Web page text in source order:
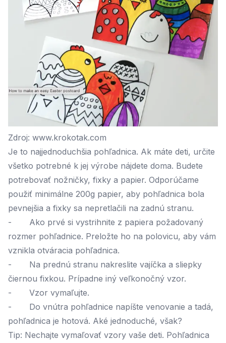
Zdroj: www.krokotak.com
Je to najjednoduchšia pohľadnica. Ak máte deti, určite
všetko potrebné k jej výrobe nájdete doma. Budete
potrebovať nožničky, fixky a papier. Odporúčame
použiť minimálne 200g papier, aby pohľadnica bola
pevnejšia a fixky sa nepretlačili na zadnú stranu.
- Ako prvé si vystrihnite z papiera požadovaný
rozmer pohľadnice. Preložte ho na polovicu, aby vám
vznikla otváracia pohľadnica.
- Na prednú stranu nakreslite vajíčka a sliepky
čiernou fixkou. Prípadne iný veľkonočný vzor.
- Vzor vymaľujte.
- Do vnútra pohľadnice napíšte venovanie a tadá,
pohľadnica je hotová. Aké jednoduché, však?
Tip: Nechajte vymaľovať vzory vaše deti. Pohľadnica